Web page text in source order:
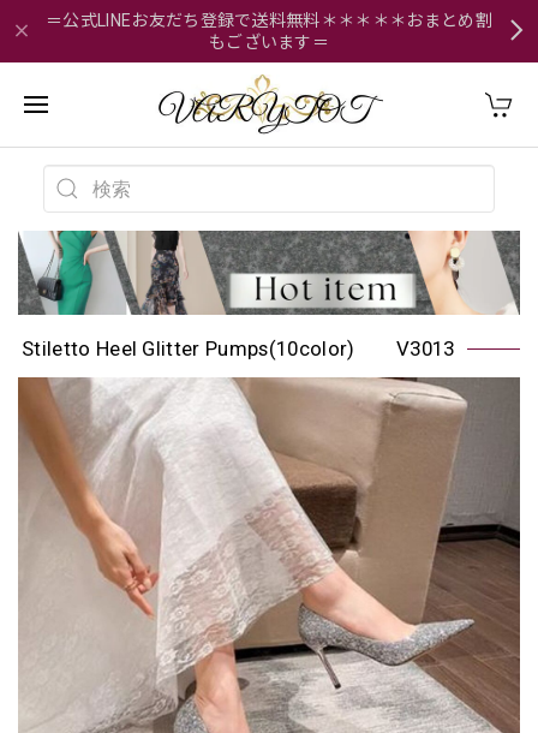
＝公式LINEお友だち登録で送料無料＊＊＊＊＊おまとめ割
もございます＝
Stiletto Heel Glitter Pumps(10color) V3013